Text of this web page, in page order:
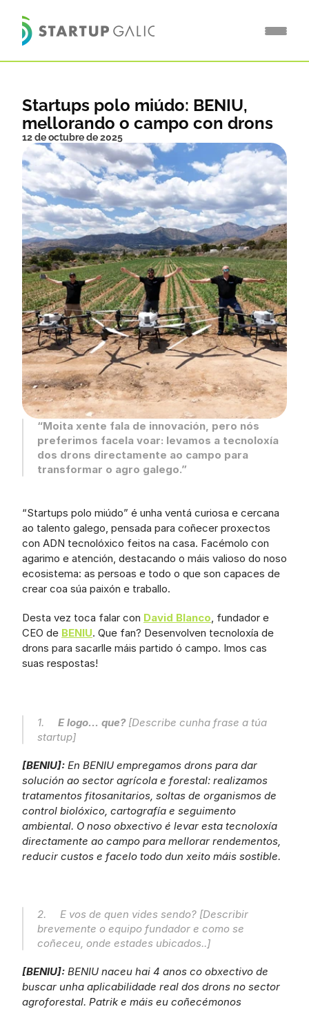
Startups polo miúdo: BENIU,
mellorando o campo con drons
12 de octubre de 2025
“Moita xente fala de innovación, pero nós
preferimos facela voar: levamos a tecnoloxía
dos drons directamente ao campo para
transformar o agro galego.”
“Startups polo miúdo” é unha ventá curiosa e cercana
ao talento galego, pensada para coñecer proxectos
con ADN tecnolóxico feitos na casa. Facémolo con
agarimo e atención, destacando o máis valioso do noso
ecosistema: as persoas e todo o que son capaces de
crear coa súa paixón e traballo.
Desta vez toca falar con David Blanco, fundador e
CEO de BENIU. Que fan? Desenvolven tecnoloxía de
drons para sacarlle máis partido ó campo. Imos cas
suas respostas!
1. E logo... que? [Describe cunha frase a túa
startup]
[BENIU]: En BENIU empregamos drons para dar
solución ao sector agrícola e forestal: realizamos
tratamentos fitosanitarios, soltas de organismos de
control biolóxico, cartografía e seguimento
ambiental. O noso obxectivo é levar esta tecnoloxía
directamente ao campo para mellorar rendementos,
reducir custos e facelo todo dun xeito máis sostible.
2.     E vos de quen vides sendo? [Describir
brevemente o equipo fundador e como se
coñeceu, onde estades ubicados..]
[BENIU]: BENIU naceu hai 4 anos co obxectivo de
buscar unha aplicabilidade real dos drons no sector
agroforestal. Patrik e máis eu coñecémonos